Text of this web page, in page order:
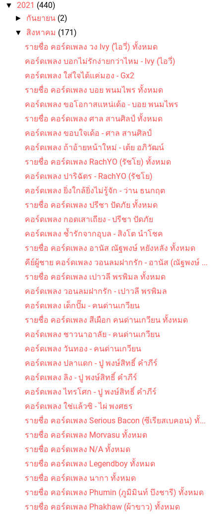
▼ 2021 (440)
► กันยายน (2)
▼ สิงหาคม (171)
รายชื่อ คอร์ดเพลง วง Ivy (ไอวี่) ทั้งหมด
คอร์ดเพลง บอกไม่รักง่ายกว่าไหม - Ivy (ไอวี่)
คอร์ดเพลง ใส่ใจได้แค่มอง - Gx2
รายชื่อ คอร์ดเพลง บอย พนมไพร ทั้งหมด
คอร์ดเพลง ขอโอกาสแหน่เด้อ - บอย พนมไพร
รายชื่อ คอร์ดเพลง ศาล สานศิลป์ ทั้งหมด
คอร์ดเพลง ขอบใจเด้อ - ศาล สานศิลป์
คอร์ดเพลง ถ้าอ้ายหน้าใหม่ - เต้ย อภิวัฒน์
รายชื่อ คอร์ดเพลง RachYO (รัชโย) ทั้งหมด
คอร์ดเพลง ปาริฉัตร - RachYO (รัชโย)
คอร์ดเพลง ยิ่งใกล้ยิ่งไม่รู้จัก - ว่าน ธนกฤต
รายชื่อ คอร์ดเพลง ปรีชา ปัดภัย ทั้งหมด
คอร์ดเพลง กอดเสาเถียง - ปรีชา ปัดภัย
คอร์ดเพลง ช้ำรักจากอุบล - สิงโต นำโชค
รายชื่อ คอร์ดเพลง อานัส ณัฐพงษ์ หยังหลัง ทั้งหมด
คีย์ผู้ชาย คอร์ดเพลง วอนลมฝากรัก - อานัส (ณัฐพงษ์ ...
รายชื่อ คอร์ดเพลง เปาวลี พรพิมล ทั้งหมด
คอร์ดเพลง วอนลมฝากรัก - เปาวลี พรพิมล
คอร์ดเพลง เด็กปั๊ม - คนด่านเกวียน
รายชื่อ คอร์ดเพลง สีเผือก คนด่านเกวียน ทั้งหมด
คอร์ดเพลง ชาวนาอาลัย - คนด่านเกวียน
คอร์ดเพลง วันทอง - คนด่านเกวียน
คอร์ดเพลง ปลาแดก - ปู พงษ์สิทธิ์ คำภีร์
คอร์ดเพลง ลิง - ปู พงษ์สิทธิ์ คำภีร์
คอร์ดเพลง ไทรโศก - ปู พงษ์สิทธิ์ คำภีร์
คอร์ดเพลง ใช่แล้วซิ - ไผ่ พงศธร
รายชื่อ คอร์ดเพลง Serious Bacon (ซีเรียสเบคอน) ทั้...
รายชื่อ คอร์ดเพลง Morvasu ทั้งหมด
รายชื่อ คอร์ดเพลง N/A ทั้งหมด
รายชื่อ คอร์ดเพลง Legendboy ทั้งหมด
รายชื่อ คอร์ดเพลง นากา ทั้งหมด
รายชื่อ คอร์ดเพลง Phumin (ภูมิมินท์ บึงชารี) ทั้งหมด
รายชื่อ คอร์ดเพลง Phakhaw (ผ้าขาว) ทั้งหมด